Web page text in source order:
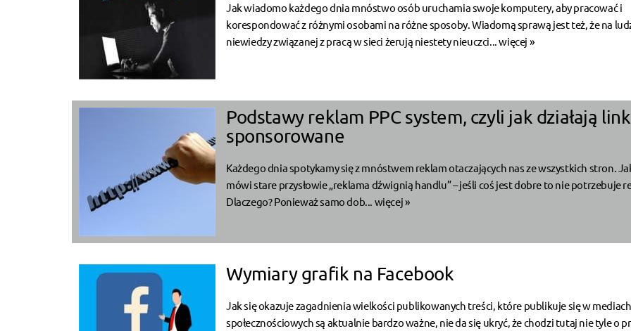
Jak wiadomo każdego dnia mnóstwo osób uruchamia swoje komputery, aby pracować i
korespondować z różnymi osobami na różne sposoby. Wiadomą sprawą jest też, że na
niewiedzy związanej z pracą w sieci żerują niestety nieuczci...więcej »
Podstawy reklam PPC system, czyli jak działają
sponsorowane
Każdego dnia spotykamy się z mnóstwem reklam otaczających nas ze wszystkich stron.
mówi stare przysłowie „reklama dźwignią handlu” – jeśli coś jest dobre to nie potrzebuje
Dlaczego? Ponieważ samo dob... więcej »
Wymiary grafik na Facebook
Jak się okazuje zagadnienia wielkości publikowanych treści, które publikuje się w mediach
społecznościowych są aktualnie bardzo ważne, nie da się ukryć, że chodzi tutaj nie tyle o